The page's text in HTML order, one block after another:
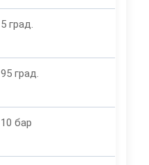
5 град.
95 град.
10 бар